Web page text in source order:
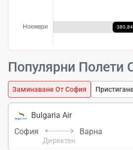
Популярни Полети
Заминаване От София
Bulgaria Air
София
Директен
Варна